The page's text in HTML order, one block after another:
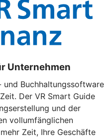
Unternehmen
und Buchhaltungssoftware
Der VR Smart Guide
und der
vollumfänglichen
Zeit, Ihre Geschäfte